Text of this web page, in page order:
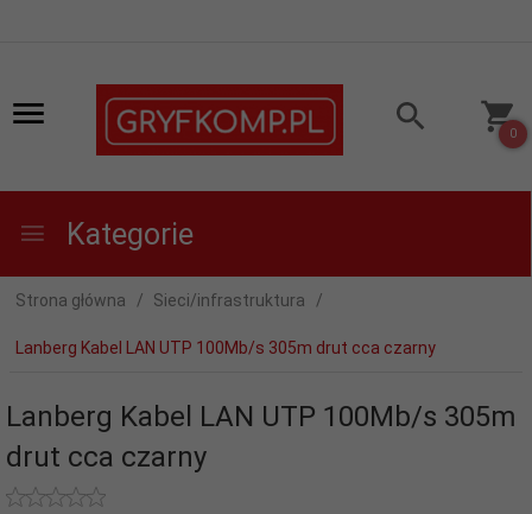
0
Kategorie
Strona główna Sieci/infrastruktura
Lanberg Kabel LAN UTP 100Mb/s 305m drut cca czarny
Lanberg Kabel LAN UTP 100Mb/s 305m
drut cca czarny